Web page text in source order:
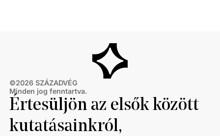
©2026 SZÁZADVÉG
Minden jog fenntartva.
Értesüljön az elsők között
kutatásainkról,